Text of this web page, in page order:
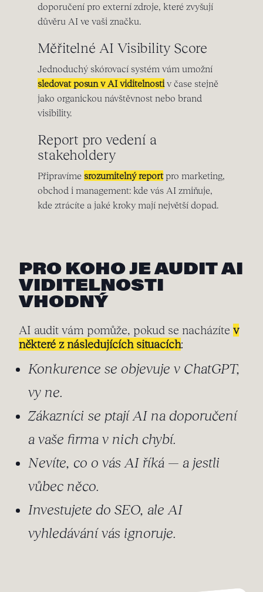
doporučení pro externí zdroje, které zvyšují
důvěru AI ve vaši značku.
Měřitelné AI Visibility Score
Jednoduchý skórovací systém vám umožní
sledovat posun v AI viditelnosti v čase stejně
jako organickou návštěvnost nebo brand
visibility.
Report pro vedení a
stakeholdery
Připravíme srozumitelný reportpro marketing,
obchod i management: kde vás AI zmiňuje,
kde ztrácíte a jaké kroky mají největší dopad.
PRO KOHO JE AUDIT AI
VIDITELNOSTI
VHODNÝ
AI audit vám pomůže, pokud se nacházíte v
některé z následujících situacích:
Konkurence se objevuje v ChatGPT,
vy ne.
Zákazníci se ptají AI na doporučení
a vaše firma v nich chybí.
Nevíte, co o vás AI říká — a jestli
vůbec něco.
Investujete do SEO, ale AI
vyhledávání vás ignoruje.